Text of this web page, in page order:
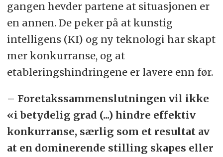
gangen hevder partene at situasjonen er
en annen. De peker på at kunstig
intelligens (KI) og ny teknologi har skapt
mer konkurranse, og at
etableringshindringene er lavere enn før.
– Foretakssammenslutningen vil ikke
«i betydelig grad (...) hindre effektiv
konkurranse, særlig som et resultat av
at en dominerende stilling skapes eller